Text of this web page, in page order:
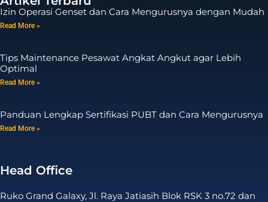
Izin Operasi Genset dan Cara Mengurusnya dengan Mudah
Read More »
Tips Maintenance Pesawat Angkat Angkut agar Lebih
Optimal
Read More »
Panduan Lengkap Sertifikasi PUBT dan Cara Mengurusnya
Read More »
Head Office
Ruko Grand Galaxy, Jl. Raya Jatiasih Blok RSK 3 no.72 dan